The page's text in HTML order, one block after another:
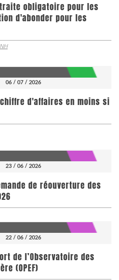
obligatoire pour les
d'abonder pour les
06 / 07 / 2026
d'affaires en moins si
23 / 06 / 2026
de réouverture des
22 / 06 / 2026
de l’Observatoire des
(OPEF)